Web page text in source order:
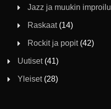
Jazz ja muukin improilu
Raskaat(14)
Rockit ja popit(42)
Uutiset(41)
Yleiset(28)